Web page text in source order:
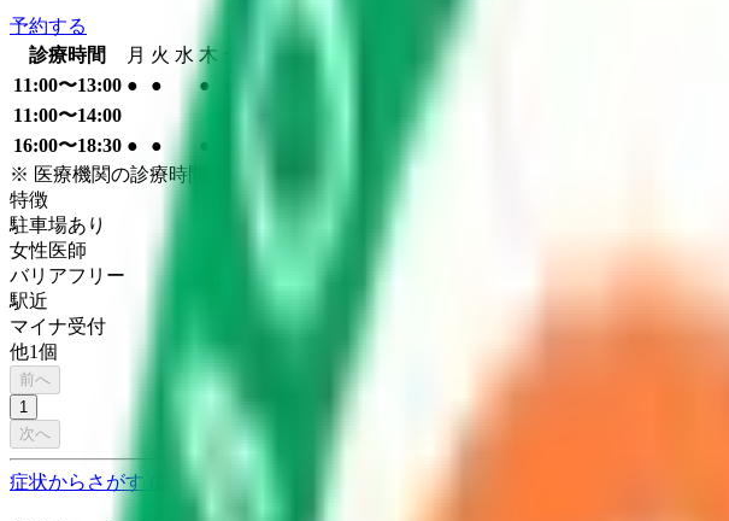
予約する
診療時間
月 火 水 木
祝
11:00〜13:00 ● ● ●
11:00〜14:00
16:00〜18:30 ● ● ●
※ 医療機関の診療時間は上記の通りですが、すでに予約が埋まっている場合や病
特徴
駐車場あり
女性医師
バリアフリー
駅近
マイナ受付
他1個
前へ
1
次へ
症状からさがす (症状チェッカー) 気になる症状から調べ、結果をもとに適切な病院